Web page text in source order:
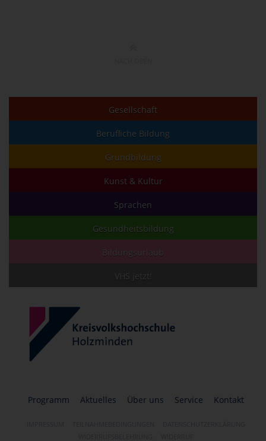
Gesellschaft
Berufliche Bildung
Grundbildung
Kunst & Kultur
Sprachen
Gesundheitsbildung
Bildungsurlaub
VHS jetzt!
Programm Aktuelles Über uns Service Kontakt